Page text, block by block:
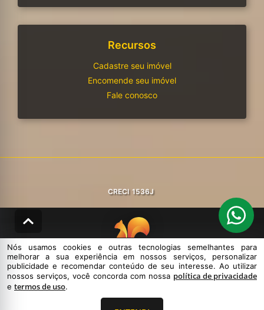
Recursos
Cadastre seu imóvel
Encomende seu imóvel
Fale conosco
CRECI 1536J
© DESENVOLVIDO PELAAGIL.NET
Nós usamos cookies e outras tecnologias semelhantes para melhorar a
sua experiência em nossos serviços, personalizar publicidade e
Nós usamos cookies e outras tecnologias semelhantes para
melhorar a sua experiência em nossos serviços, personalizar
publicidade e recomendar conteúdo de seu interesse. Ao utilizar
nossos serviços, você concorda com nossa política de privacidade
e termos de uso.